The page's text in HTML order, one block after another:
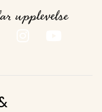
upplevelse